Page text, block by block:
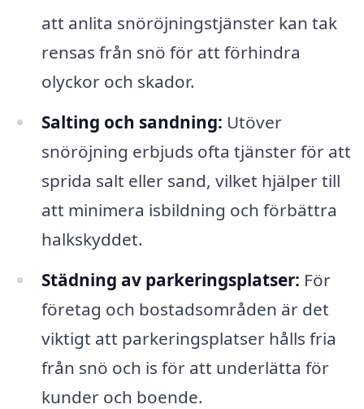
att anlita snöröjningstjänster kan tak
rensas från snö för att förhindra
olyckor och skador.
Salting och sandning: Utöver
snöröjning erbjuds ofta tjänster för att
sprida salt eller sand, vilket hjälper till
att minimera isbildning och förbättra
halkskyddet.
Städning av parkeringsplatser: För
företag och bostadsområden är det
viktigt att parkeringsplatser hålls fria
från snö och is för att underlätta för
kunder och boende.